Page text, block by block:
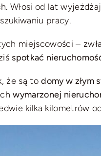
Włosi od lat
pracy.
miejscowości –
spotkać
że są todomy w złym
wymarzonej
kilka kilometrów